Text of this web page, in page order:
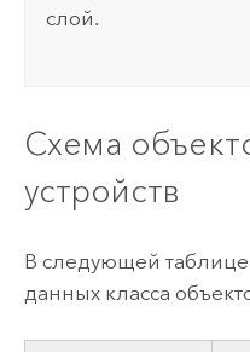
слой.
Схема
устройств
В следующей
данных класса